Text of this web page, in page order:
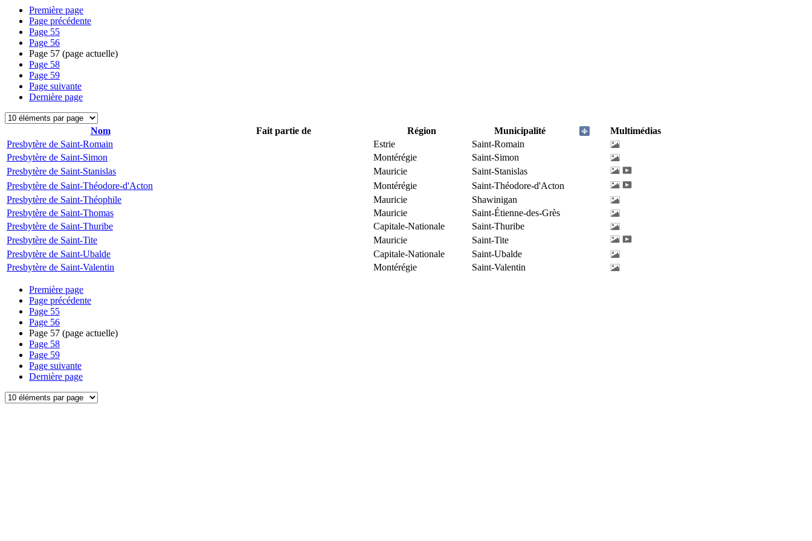
Première page
Page précédente
Page 55
Page 56
Page 57 (page actuelle)
Page 58
Page 59
Page suivante
Dernière page
Nom Fait partie de Région Municipalité
Multimédias
Presbytère de Saint-Romain
Estrie
Saint-Romain
Presbytère de Saint-Simon
Montérégie
Saint-Simon
Presbytère de Saint-Stanislas
Mauricie
Saint-Stanislas
Presbytère de Saint-Théodore-d'Acton
Montérégie
Saint-Théodore-d'Acton
Presbytère de Saint-Théophile
Mauricie
Shawinigan
Presbytère de Saint-Thomas
Mauricie
Saint-Étienne-des-Grès
Presbytère de Saint-Thuribe
Capitale-Nationale
Saint-Thuribe
Presbytère de Saint-Tite
Mauricie
Saint-Tite
Presbytère de Saint-Ubalde
Capitale-Nationale
Saint-Ubalde
Presbytère de Saint-Valentin
Montérégie Saint-Valentin
Première page
Page précédente
Page 55
Page 56
Page 57 (page actuelle)
Page 58
Page 59
Page suivante
Dernière page